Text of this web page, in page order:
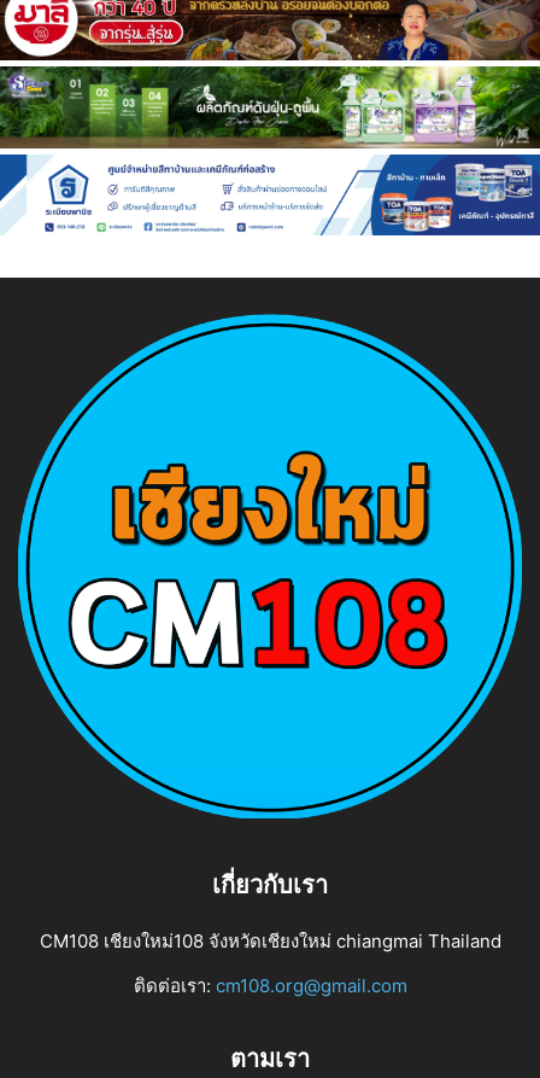
เกี่ยวกับเรา
CM108 เชียงใหม่108 จังหวัดเชียงใหม่ chiangmai Thailand
ติดต่อเรา: cm108.org@gmail.com
ตามเรา